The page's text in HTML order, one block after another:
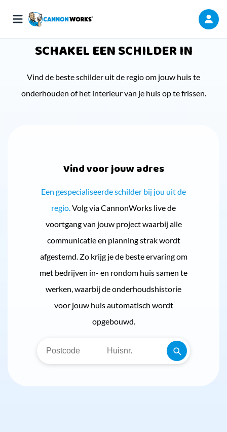
SCHAKEL EEN SCHILDER IN
Vind de beste schilder uit de regio om jouw huis te
onderhouden of het interieur van je huis op te frissen.
Vind voor jouw adres
Een gespecialiseerde schilder bij jou uit de
regio.Volg via CannonWorks live de
voortgang van jouw project waarbij alle
communicatie en planning strak wordt
afgestemd. Zo krijg je de beste ervaring om
met bedrijven in- en rondom huis samen te
werken, waarbij de onderhoudshistorie
voor jouw huis automatisch wordt
opgebouwd.